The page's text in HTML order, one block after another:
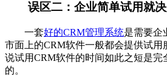
误区二：企业简单试用就决
一套好的CRM管理系统是需要企
市面上的CRM软件一般都会提供试用
说试用CRM软件的时间如此之短是完
的。